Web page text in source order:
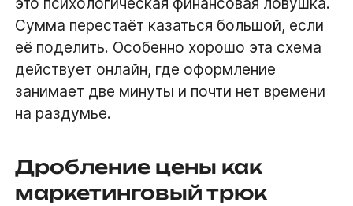
Сумма перестаёт казаться большой, если
её поделить. Особенно хорошо эта схема
действует онлайн, где оформление
занимает две минуты и почти нет времени
на раздумье.
Дробление цены как
маркетинговый трюк